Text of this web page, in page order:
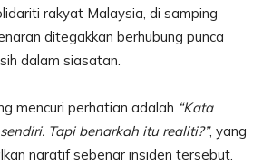
rakyat Malaysia, di samping
ditegakkan berhubung punca
dalam siasatan.
mencuri perhatian adalah “Kata
Tapi benarkah itu realiti?”, yang
naratif sebenar insiden tersebut.